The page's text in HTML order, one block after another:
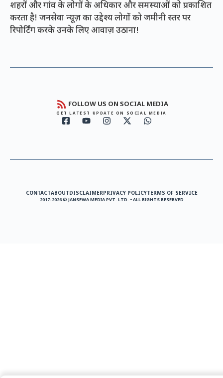
शहरों और गांव के लोगों के अधिकार और समस्याओं को प्रकाशित
करता है! जनसेवा न्यूज़ का उद्देश्य लोगों को जमीनी स्तर पर
रिपोर्टिंग करके उनके लिए आवाज़ उठाना!
FOLLOW US ON SOCIAL MEDIA
GET LATEST UPDATE ON SOCIAL MEDIA
CONTACTABOUTDISCLAIMERPRIVACY POLICYTERMS OF SERVICE
2017-2026 © JANSEWA MEDIA PVT. LTD. • ALL RIGHTS RESERVED